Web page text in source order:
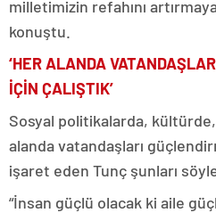
milletimizin refahını
konuştu.
‘HER ALANDA
İÇİN ÇALIŞTIK’
Sosyal politikalarda,
alanda vatandaşları
işaret eden Tunç şunları
“İnsan güçlü olacak ki aile